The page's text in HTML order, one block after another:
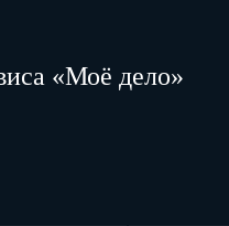
«Моё дело»